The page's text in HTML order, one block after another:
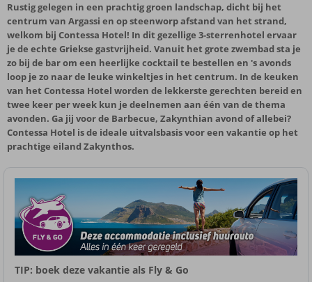
Rustig gelegen in een prachtig groen landschap, dicht bij het
centrum van Argassi en op steenworp afstand van het strand,
welkom bij Contessa Hotel! In dit gezellige 3-sterrenhotel ervaar
je de echte Griekse gastvrijheid. Vanuit het grote zwembad sta je
zo bij de bar om een heerlijke cocktail te bestellen en 's avonds
loop je zo naar de leuke winkeltjes in het centrum. In de keuken
van het Contessa Hotel worden de lekkerste gerechten bereid en
twee keer per week kun je deelnemen aan één van de thema
avonden. Ga jij voor de Barbecue, Zakynthian avond of allebei?
Contessa Hotel is de ideale uitvalsbasis voor een vakantie op het
prachtige eiland Zakynthos.
TIP: boek deze vakantie als Fly & Go